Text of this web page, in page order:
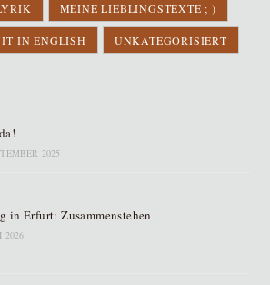
MEINE LIEBLINGSTEXTE ; )
IN ENGLISH UNKATEGORISIERT
2025
in Erfurt: Zusammenstehen
2026